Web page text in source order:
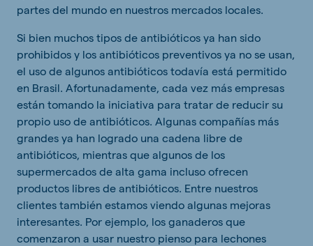
partes del mundo en nuestros mercados locales.
Si bien muchos tipos de antibióticos ya han sido
prohibidos y los antibióticos preventivos ya no se usan,
el uso de algunos antibióticos todavía está permitido
en Brasil. Afortunadamente, cada vez más empresas
están tomando la iniciativa para tratar de reducir su
propio uso de antibióticos. Algunas compañías más
grandes ya han logrado una cadena libre de
antibióticos, mientras que algunos de los
supermercados de alta gama incluso ofrecen
productos libres de antibióticos. Entre nuestros
clientes también estamos viendo algunas mejoras
interesantes. Por ejemplo, los ganaderos que
comenzaron a usar nuestro pienso para lechones